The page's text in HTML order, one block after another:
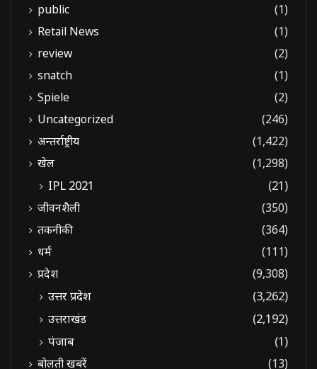
public
(1)
Retail News
(1)
review
(2)
snatch
(1)
Spiele
(2)
Uncategorized
(246)
अन्तर्राष्ट्रीय
(1,422)
खेल
(1,298)
IPL 2021 (21)
जीवनशैली
(350)
तकनीकी
(364)
धर्म
(111)
प्रदेश
(9,308)
उत्तर प्रदेश
(3,262)
उत्तराखंड
(2,192)
पंजाब
(1)
बोलती खबरें
(13)